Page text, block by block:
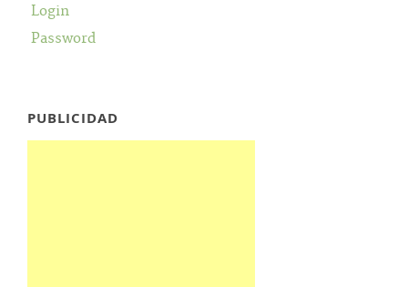
Login
Password
PUBLICIDAD